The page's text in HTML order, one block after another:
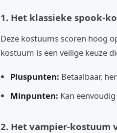
1. Het klassieke spook-
Deze kostuums scoren hoog
kostuum is een veilige keuze
Pluspunten: Betaalbaar,
Minpunten: Kan
2. Het vampier-kostuum